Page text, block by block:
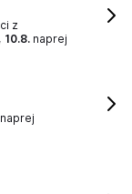
z
10.8. naprej
naprej